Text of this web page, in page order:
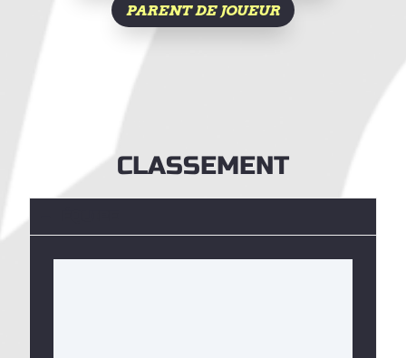
PARENT DE JOUEUR
CLASSEMENT